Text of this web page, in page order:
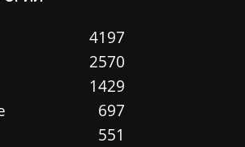
4197
2570
1429
697
551